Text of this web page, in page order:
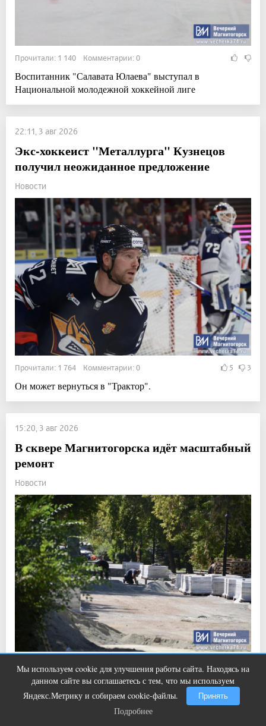
Прочитали: 1 140 Комментарии: 0
Воспитанник "Салавата Юлаева" выступал в
Национальной молодежной хоккейной лиге
22:11, 3 авг 2026
Экс-хоккеист "Металлурга" Кузнецов
получил неожиданное предложение
Новости
Прочитали: 1 764 Комментарии: 0 5 3
Он может вернуться в "Трактор".
15:20, 3 авг 2026
В сквере Магнитогорска идёт масштабный
ремонт
Новости
Ход работ оценили первые лица города.
Мы используем cookie для улучшения работы сайта. Находясь на
данном сайте вы соглашаетесь с тем, что мы используем
Яндекс.Метрику и собираем cookie-файлы.
Принять
Подробнее
Этот танец невесты оставит вас без
слов! Пересмотрела 10 раз
Подробнее